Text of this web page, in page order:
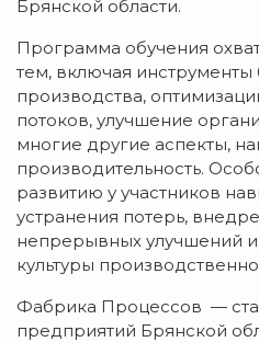
Брянской области.
Программа обучения
тем, включая
производства,
потоков, улучшение
многие другие аспекты,
производительность.
развитию у участников
устранения потерь,
непрерывных улучшений
культуры
Фабрика Процессов —
предприятий Брянской